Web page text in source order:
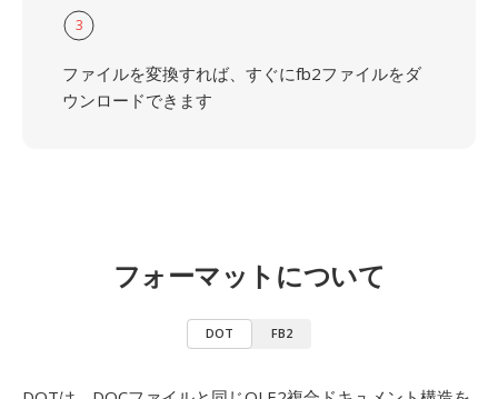
3
ファイルを変換すれば、すぐにfb2ファイルをダ
ウンロードできます
フォーマットについて
DOT FB2